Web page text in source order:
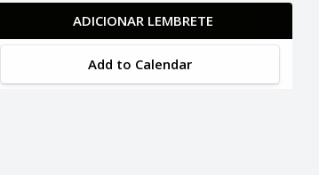
ADICIONAR LEMBRETE
Add to Calendar